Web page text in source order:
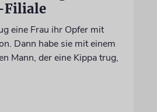
Filiale
eine Frau ihr Opfer mit
Dann habe sie mit einem
Mann, der eine Kippa trug,